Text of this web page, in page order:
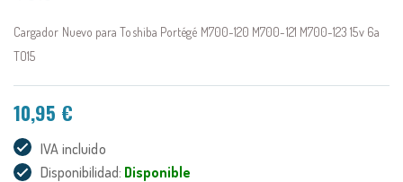
galería
de
imágenes
Cargador Nuevo para Toshiba Portégé M700-120 M700-121 M700-123 15v 6a
TO15
10,95 €
IVA incluido
Disponibilidad: Disponible